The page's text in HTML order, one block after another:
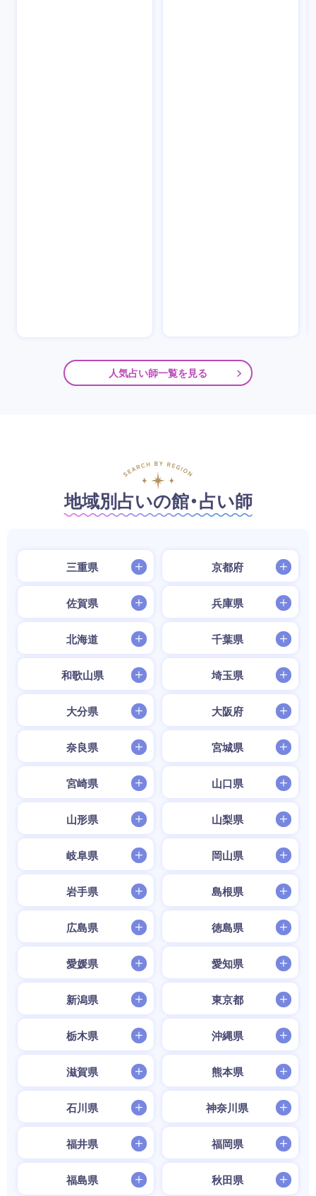
人気占い師一覧を見る
地域別占いの館・占い師
三重県 京都府
佐賀県 兵庫県
北海道 千葉県
和歌山県 埼玉県
大分県 大阪府
奈良県 宮城県
宮崎県 山口県
山形県 山梨県
岐阜県 岡山県
岩手県 島根県
広島県 徳島県
愛媛県 愛知県
新潟県 東京都
栃木県 沖縄県
滋賀県 熊本県
石川県 神奈川県
福井県 福岡県
福島県 秋田県